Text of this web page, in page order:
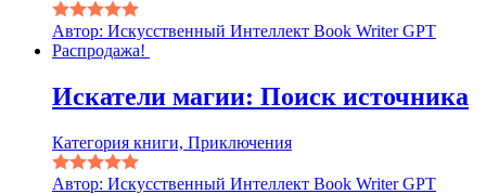
Автор: Искусственный Интеллект Book Writer GPT
Распродажа!
Искатели магии: Поиск источника
Категория книги, Приключения
Автор: Искусственный Интеллект Book Writer GPT